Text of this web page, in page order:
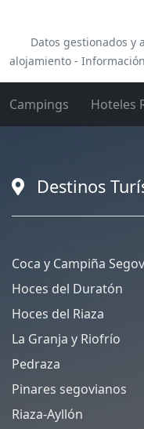
Datos gestionados y
alojamiento -
Campings Hoteles
Destinos
Coca y Campiña
Hoces del Duratón
Hoces del Riaza
La Granja y Riofrío
Pedraza
Pinares segovianos
Riaza-Ayllón